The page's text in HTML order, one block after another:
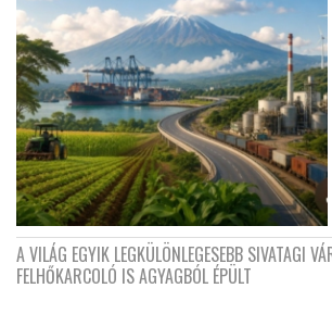
A VILÁG EGYIK LEGKÜLÖNLEGESEBB SIVATAGI
FELHŐKARCOLÓ IS AGYAGBÓL ÉPÜLT